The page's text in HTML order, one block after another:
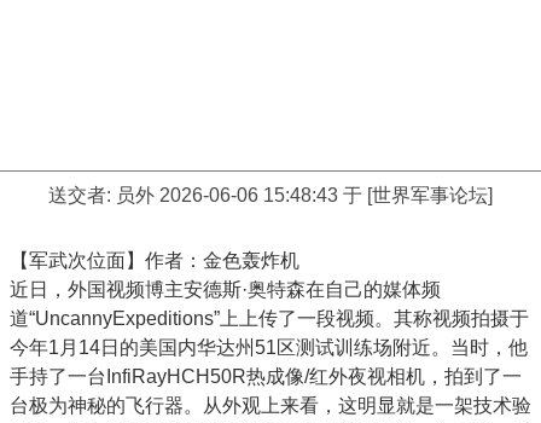
送交者: 员外 2026-06-06 15:48:43 于 [世界军事论坛]
【军武次位面】作者：金色轰炸机
近日，外国视频博主安德斯·奥特森在自己的媒体频
道“UncannyExpeditions”上上传了一段视频。其称视频拍摄于
今年1月14日的美国内华达州51区测试训练场附近。当时，他
手持了一台InfiRayHCH50R热成像/红外夜视相机，拍到了一
台极为神秘的飞行器。从外观上来看，这明显就是一架技术验